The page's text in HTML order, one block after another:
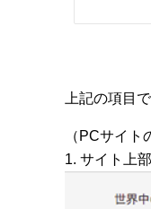
上記の項目
（PCサイト
1. サイト上